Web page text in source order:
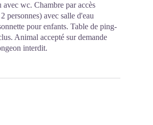
wc. Chambre par accès
personnes) avec salle d'eau
pour enfants. Table de ping-
Animal accepté sur demande
interdit.